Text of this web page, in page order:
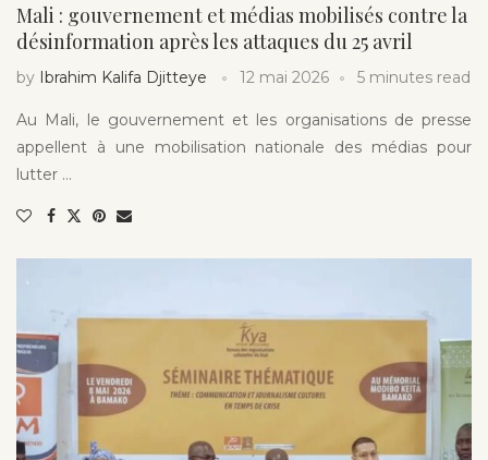
Mali : gouvernement et médias mobilisés contre la
désinformation après les attaques du 25 avril
by Ibrahim Kalifa Djitteye 12 mai 2026 5 minutes read
Au Mali, le gouvernement et les organisations de presse
appellent à une mobilisation nationale des médias pour
lutter …